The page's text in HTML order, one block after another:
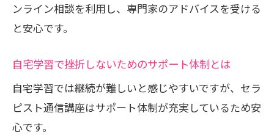
ンライン相談を利用し、専門家のアドバイスを受ける
と安心です。
自宅学習で挫折しないためのサポート体制とは
自宅学習では継続が難しいと感じやすいですが、セラ
ピスト通信講座はサポート体制が充実しているため安
心です。